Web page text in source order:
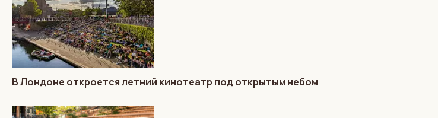
В Лондоне откроется летний кинотеатр под открытым небом